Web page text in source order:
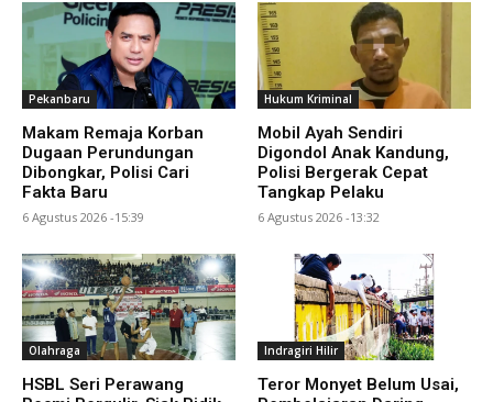
Pekanbaru
Makam Remaja Korban
Dugaan Perundungan
Dibongkar, Polisi Cari
Fakta Baru
6 Agustus 2026 -15:39
Hukum Kriminal
Mobil Ayah Sendiri
Digondol Anak Kandung,
Polisi Bergerak Cepat
Tangkap Pelaku
6 Agustus 2026 -13:32
Olahraga
HSBL Seri Perawang
Indragiri Hilir
Teror Monyet Belum Usai,